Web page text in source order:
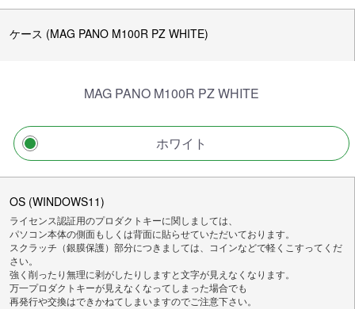
ケース (MAG PANO M100R PZ WHITE)
MAG PANO M100R PZ WHITE
ホワイト
OS (WINDOWS11)
ライセンス認証用のプロダクトキーに関しましては、
パソコン本体の側面もしくは背面に貼らせていただいております。
スクラッチ（銀膜保護）部分につきましては、コインなどで軽くこすってくだ
さい。
強く削ったり無理に剥がしたりしますと文字が見えなくなります。
万一プロダクトキーが見えなくなってしまった場合でも
再発行や交換はできかねてしまいますのでご注意下さい。